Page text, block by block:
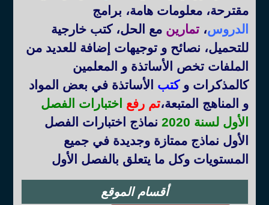
مقترحة، معلومات هامة، برامج
الدروس،تمارينمع الحل، كتب خارجية
للتحميل، نصائح و توجيهات إضافة للعديد من
الملفات تخص الأساتذة و المعلمين
كالمذكرات وكتب الأساتذة في بعض المواد
و المناهج المتبعة،تم رفع اختبارات الفصل
الأول لسنة 2020
نماذج اختبارات الفصل
الأول نماذج ممتازة وجديدة في جميع
المستويات وكل ما يتعلق بالفصل الأول
أقسام الموقع